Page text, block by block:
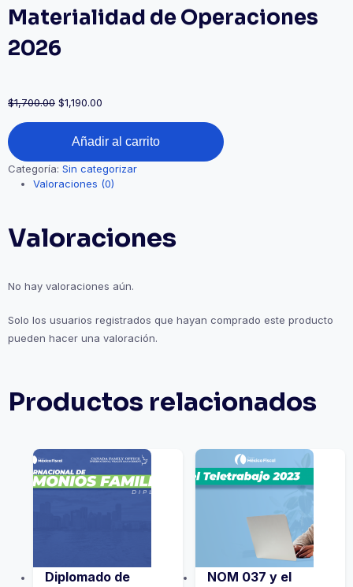
Materialidad de Operaciones
2026
$1,700.00 $1,190.00
Materialidad
de
Operaciones
2026
cantidad
Añadir al carrito
Categoría: Sin categorizar
Valoraciones (0)
Valoraciones
No hay valoraciones aún.
Solo los usuarios registrados que hayan comprado este producto
pueden hacer una valoración.
Productos relacionados
Diplomado de
NOM 037 y el